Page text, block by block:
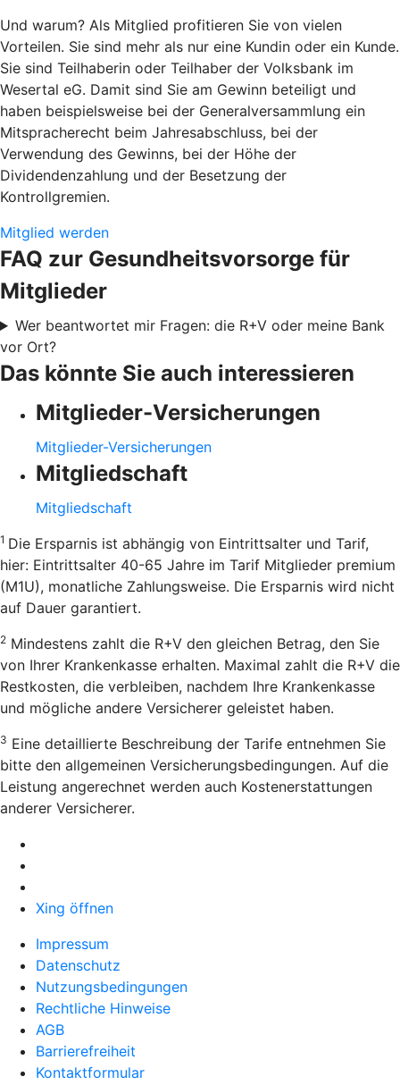
Und warum? Als Mitglied profitieren Sie von vielen
Vorteilen. Sie sind mehr als nur eine Kundin oder ein Kunde.
Sie sind Teilhaberin oder Teilhaber der Volksbank im
Wesertal eG. Damit sind Sie am Gewinn beteiligt und
haben beispielsweise bei der Generalversammlung ein
Mitspracherecht beim Jahresabschluss, bei der
Verwendung des Gewinns, bei der Höhe der
Dividendenzahlung und der Besetzung der
Kontrollgremien.
Mitglied werden
FAQ zur Gesundheitsvorsorge für
Mitglieder
Wer beantwortet mir Fragen: die R+V oder meine Bank
vor Ort?
Das könnte Sie auch interessieren
Mitglieder-Versicherungen
Mitglieder-Versicherungen
Mitgliedschaft
Mitgliedschaft
1 Die Ersparnis ist abhängig von Eintrittsalter und Tarif,
hier: Eintrittsalter 40-65 Jahre im Tarif Mitglieder premium
(M1U), monatliche Zahlungsweise. Die Ersparnis wird nicht
auf Dauer garantiert.
2 Mindestens zahlt die R+V den gleichen Betrag, den Sie
von Ihrer Krankenkasse erhalten. Maximal zahlt die R+V die
Restkosten, die verbleiben, nachdem Ihre Krankenkasse
und mögliche andere Versicherer geleistet haben.
3 Eine detaillierte Beschreibung der Tarife entnehmen Sie
bitte den allgemeinen Versicherungsbedingungen. Auf die
Leistung angerechnet werden auch Kostenerstattungen
anderer Versicherer.
Xing öffnen
Impressum
Datenschutz
Nutzungsbedingungen
Rechtliche Hinweise
AGB
Barrierefreiheit
Kontaktformular